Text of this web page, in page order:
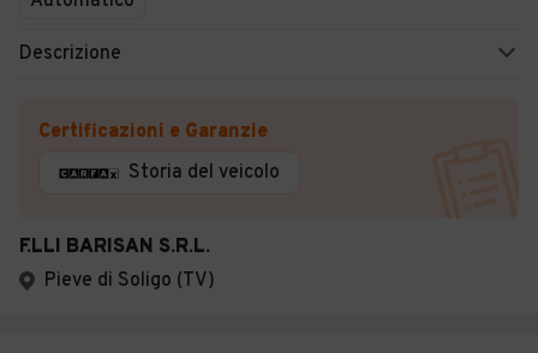
Descrizione
Certificazioni e Garanzie
Storia del veicolo
F.LLI BARISAN S.R.L.
Pieve di Soligo (TV)